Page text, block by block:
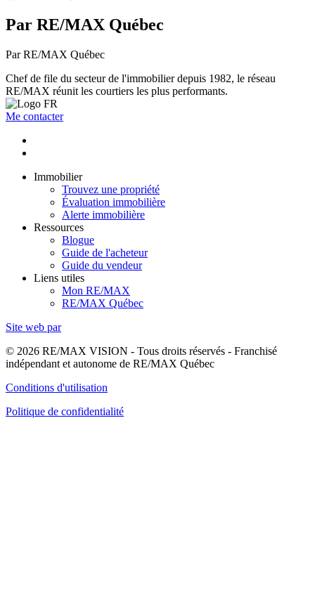
Par RE/MAX Québec
Par RE/MAX Québec
Chef de file du secteur de l'immobilier depuis 1982, le réseau
RE/MAX réunit les courtiers les plus performants.
Me contacter
Immobilier
Trouvez une propriété
Évaluation immobilière
Alerte immobilière
Ressources
Blogue
Guide de l'acheteur
Guide du vendeur
Liens utiles
Mon RE/MAX
RE/MAX Québec
Site web par
© 2026 RE/MAX VISION - Tous droits réservés - Franchisé
indépendant et autonome de RE/MAX Québec
Conditions d'utilisation
Politique de confidentialité